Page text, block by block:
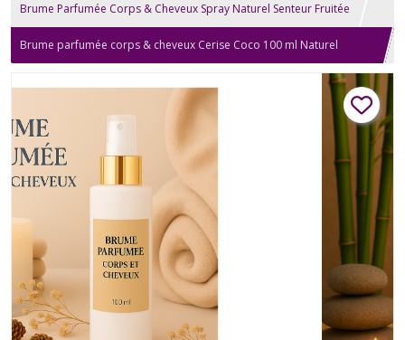
Brume Parfumée Corps & Cheveux Spray Naturel Senteur Fruitée
Brume parfumée corps & cheveux Cerise Coco 100 ml Naturel
Artisanal Fruité Spray Diffuseur Vaporisateur Relaxation Bien-être
Aromathérapie Soin Beauté Homme Femme Cadeau Anniversaire
Mariage Fête des Mères, Noël